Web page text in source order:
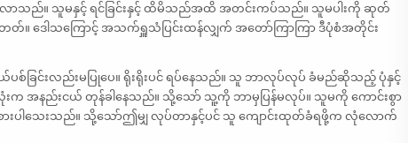
းလာသည်။ သူမနှင့် ရင်ခြင်းနှင့် ထိမိသည်အထိ အတင်းကပ်သည်။ သူမပါးကို ဆုတ်
ဒေါသကြောင့် အသက်ရှူသံပြင်းထန်လျှက် အတော်ကြာကြာ ဒီပုံစံအတိုင်း
ခြင်းလည်းမပြုပေ။ ရိုးရိုးပင် ရပ်နေသည်။ သူ ဘာလုပ်လုပ် ခံမည်ဆိုသည့် ပုံနှင့်
အနည်းငယ် တုန်ခါနေသည်။ သို့သော် သူ့ကို ဘာမှပြန်မလုပ်။ သူမကို ကောင်းစွာ
စားပါသေးသည်။ သို့သော်ဤမျှ လုပ်တာနှင့်ပင် သူ ကျောင်းထုတ်ခံရဖို့က လုံလောက်